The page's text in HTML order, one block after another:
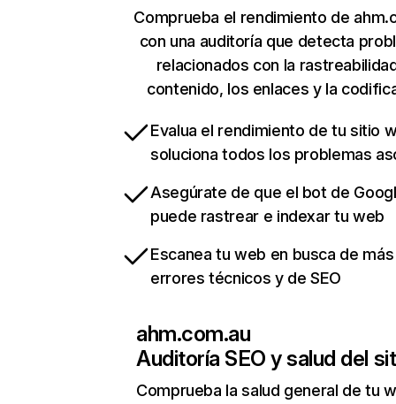
Comprueba el rendimiento de
con una auditoría que detecta
relacionados con la
contenido, los enlaces y la
Evalua el rendimiento de tu sitio
soluciona todos los problemas
Asegúrate de que el bot de
puede rastrear e indexar tu web
Escanea tu web en busca de
errores técnicos y de SEO
ahm.com.au
Auditoría SEO y salud del
Comprueba la salud general de tu